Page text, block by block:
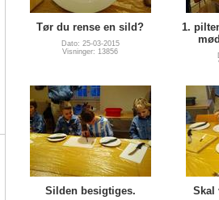
Tør du rense en sild?
Dato: 25-03-2015
Visninger: 13856
1.
Silden besigtiges. Skal